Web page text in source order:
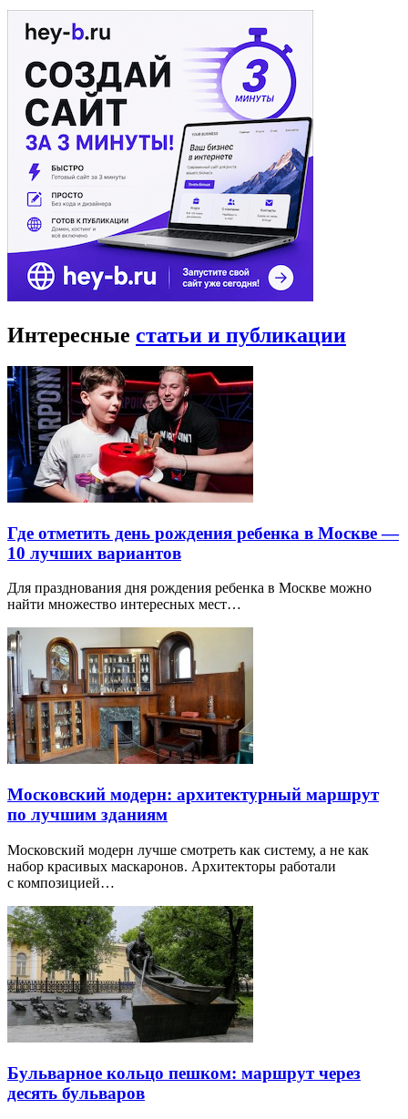
Интересные статьи и публикации
Где отметить день рождения ребенка в Москве —
10 лучших вариантов
Для празднования дня рождения ребенка в Москве можно
найти множество интересных мест…
Московский модерн: архитектурный маршрут
по лучшим зданиям
Московский модерн лучше смотреть как систему, а не как
набор красивых маскаронов. Архитекторы работали
с композицией…
Бульварное кольцо пешком: маршрут через
десять бульваров